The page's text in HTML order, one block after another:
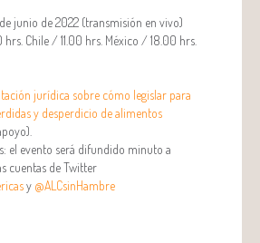
junio de 2022 (transmisión en vivo)
hrs. Chile / 11.00 hrs. México / 18.00 hrs.
jurídica sobre cómo legislar para
y desperdicio de alimentos
el evento será difundido minuto a
cuentas de Twitter
y @ALCsinHambre